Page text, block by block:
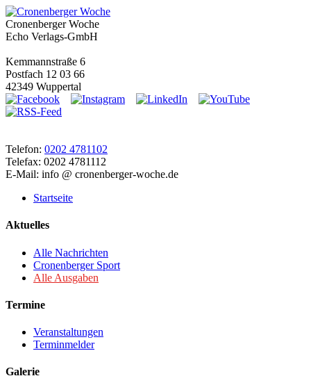
Cronenberger Woche
Echo Verlags-GmbH
Kemmannstraße 6
Postfach 12 03 66
42349 Wuppertal
Telefon: 0202 4781102
Telefax: 0202 4781112
E-Mail: info @ cronenberger-woche.de
Startseite
Aktuelles
Alle Nachrichten
Cronenberger Sport
Alle Ausgaben
Termine
Veranstaltungen
Terminmelder
Galerie